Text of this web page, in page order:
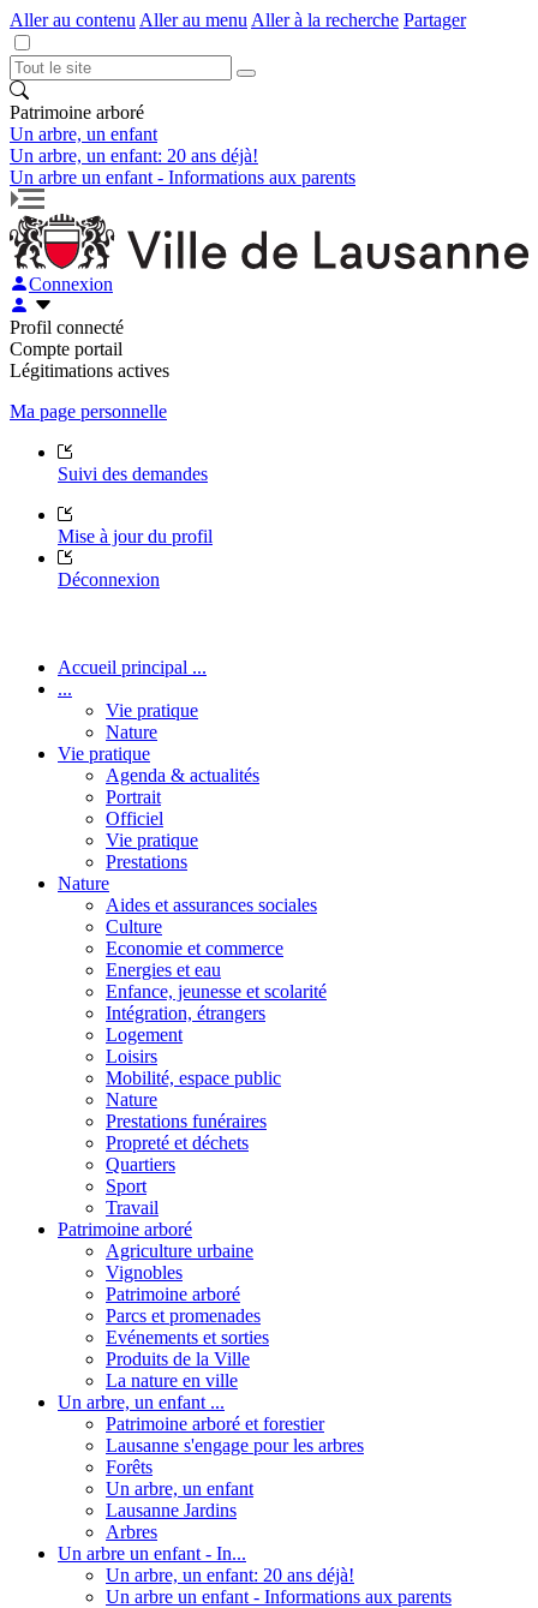
Aller au contenu Aller au menu Aller à la recherche Partager
Patrimoine arboré
Un arbre, un enfant
Un arbre, un enfant: 20 ans déjà!
Un arbre un enfant - Informations aux parents
Connexion
Profil connecté
Compte portail
Légitimations actives
Ma page personnelle
Suivi des demandes
Mise à jour du profil
Déconnexion
Accueil principal ...
...
Vie pratique
Nature
Vie pratique
Agenda & actualités
Portrait
Officiel
Vie pratique
Prestations
Nature
Aides et assurances sociales
Culture
Economie et commerce
Energies et eau
Enfance, jeunesse et scolarité
Intégration, étrangers
Logement
Loisirs
Mobilité, espace public
Nature
Prestations funéraires
Propreté et déchets
Quartiers
Sport
Travail
Patrimoine arboré
Agriculture urbaine
Vignobles
Patrimoine arboré
Parcs et promenades
Evénements et sorties
Produits de la Ville
La nature en ville
Un arbre, un enfant ...
Patrimoine arboré et forestier
Lausanne s'engage pour les arbres
Forêts
Un arbre, un enfant
Lausanne Jardins
Arbres
Un arbre un enfant - In...
Un arbre, un enfant: 20 ans déjà!
Un arbre un enfant - Informations aux parents